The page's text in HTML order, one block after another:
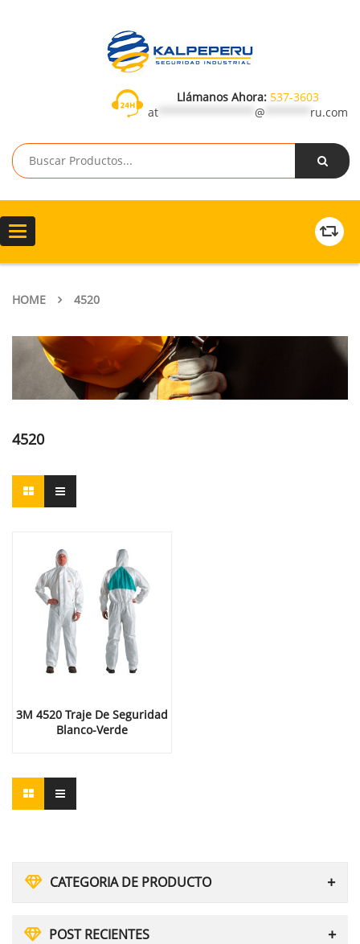
Llámanos Ahora: 537-3603
at
@ ru.com
Toggle
navigation
HOME 4520
CATEGORIA DE PRODUCTO
POST RECIENTES
4520
3M 4520 Traje De Seguridad
Blanco-Verde